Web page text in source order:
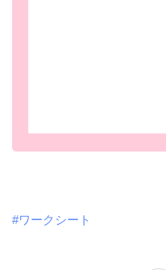
#ワークシート